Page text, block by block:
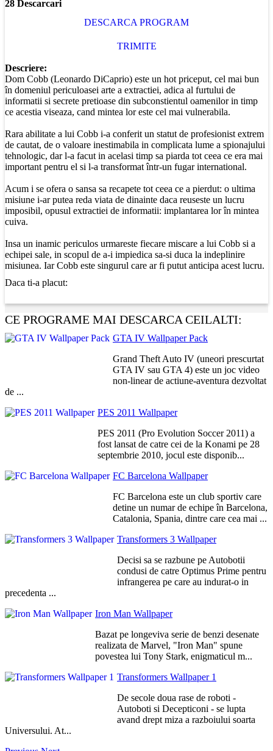
28 Descarcari
DESCARCA PROGRAM
TRIMITE
Descriere:
Dom Cobb (Leonardo DiCaprio) este un hot priceput, cel mai bun
în domeniul periculoasei arte a extractiei, adica al furtului de
informatii si secrete pretioase din subconstientul oamenilor in timp
ce acestia viseaza, cand mintea lor este cel mai vulnerabila.
Rara abilitate a lui Cobb i-a conferit un statut de profesionist extrem
de cautat, de o valoare inestimabila in complicata lume a spionajului
tehnologic, dar l-a facut in acelasi timp sa piarda tot ceea ce era mai
important pentru el si l-a transformat într-un fugar international.
Acum i se ofera o sansa sa recapete tot ceea ce a pierdut: o ultima
misiune i-ar putea reda viata de dinainte daca reuseste un lucru
imposibil, opusul extractiei de informatii: implantarea lor în mintea
cuiva.
Insa un inamic periculos urmareste fiecare miscare a lui Cobb si a
echipei sale, in scopul de a-i impiedica sa-si duca la indeplinire
misiunea. Iar Cobb este singurul care ar fi putut anticipa acest lucru.
Daca ti-a placut:
CE PROGRAME MAI DESCARCA CEILALTI:
GTA IV Wallpaper Pack
Grand Theft Auto IV (uneori prescurtat
GTA IV sau GTA 4) este un joc video
non-linear de actiune-aventura dezvoltat
de ...
PES 2011 Wallpaper
PES 2011 (Pro Evolution Soccer 2011) a
fost lansat de catre cei de la Konami pe 28
septembrie 2010, jocul este disponib...
FC Barcelona Wallpaper
FC Barcelona este un club sportiv care
detine un numar de echipe în Barcelona,
Catalonia, Spania, dintre care cea mai ...
Transformers 3 Wallpaper
Decisi sa se razbune pe Autobotii
condusi de catre Optimus Prime pentru
infrangerea pe care au indurat-o in
precedenta ...
Iron Man Wallpaper
Bazat pe longeviva serie de benzi desenate
realizata de Marvel, "Iron Man" spune
povestea lui Tony Stark, enigmaticul m...
Transformers Wallpaper 1
De secole doua rase de roboti -
Autoboti si Decepticoni - se lupta
avand drept miza a razboiului soarta
Universului. At...